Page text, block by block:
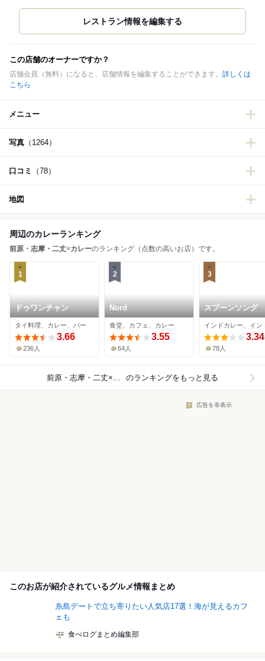
この店舗のオーナーですか？
店舗会員（無料）になると、店舗情報を編集することができます。 詳しくは
こちら
メニュー
写真 （1264）
口コミ （78）
地図
周辺のカレーランキング
前原・志摩・二丈×カレーのランキング（点数の高いお店）です。
1
ドゥワンチャン
タイ料理、カレー、バー
3.66
236人
2
Nord
食堂、カフェ、カレー
3.55
64人
3
スプーンソング
インドカレー、イン
3.34
78人
前原・志摩・二丈×カレー のランキングをもっと見る
広告を非表示
このお店が紹介されているグルメ情報まとめ
糸島デートで立ち寄りたい人気店17選！海が見えるカフ
ェも
食べログまとめ編集部